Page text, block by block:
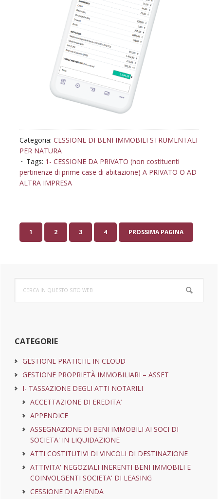
Categoria: CESSIONE DI BENI IMMOBILI STRUMENTALI
PER NATURA
Tags: 1- CESSIONE DA PRIVATO (non costituenti
pertinenze di prime case di abitazione) A PRIVATO O AD
ALTRA IMPRESA
VAI
ALLA
1
VAI
ALLA
2
VAI
ALLA
3
VAI
ALLA
4 PROSSIMA PAGINA
Barra
laterale
questo
CATEGORIE
GESTIONE PRATICHE IN CLOUD
GESTIONE PROPRIETÀ IMMOBILIARI – ASSET
I- TASSAZIONE DEGLI ATTI NOTARILI
ACCETTAZIONE DI EREDITA’
APPENDICE
ASSEGNAZIONE DI BENI IMMOBILI AI SOCI DI
SOCIETA' IN LIQUIDAZIONE
ATTI COSTITUTIVI DI VINCOLI DI DESTINAZIONE
ATTIVITA' NEGOZIALI INERENTI BENI IMMOBILI E
COINVOLGENTI SOCIETA' DI LEASING
CESSIONE DI AZIENDA